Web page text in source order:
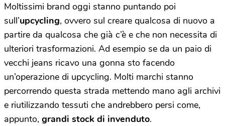
Moltissimi brand oggi stanno puntando poi
sull’upcycling, ovvero sul creare qualcosa di nuovo a
partire da qualcosa che già c’è e che non necessita di
ulteriori trasformazioni. Ad esempio se da un paio di
vecchi jeans ricavo una gonna sto facendo
un’operazione di upcycling. Molti marchi stanno
percorrendo questa strada mettendo mano agli archivi
e riutilizzando tessuti che andrebbero persi come,
appunto, grandi stock di invenduto.